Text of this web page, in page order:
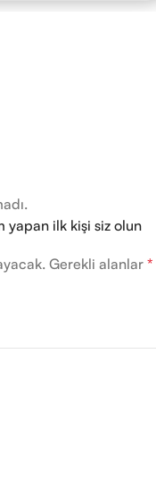
yapan ilk kişi siz olun
Gerekli alanlar *